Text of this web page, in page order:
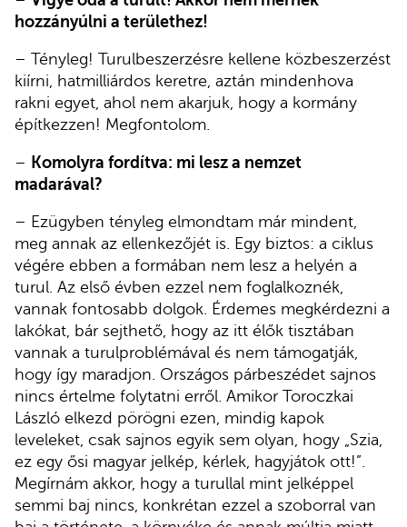
hozzányúlni a területhez!
– Tényleg! Turulbeszerzésre kellene közbeszerzést
kiírni, hatmilliárdos keretre, aztán mindenhova
rakni egyet, ahol nem akarjuk, hogy a kormány
építkezzen! Megfontolom.
– Komolyra fordítva: mi lesz a nemzet
madarával?
– Ezügyben tényleg elmondtam már mindent,
meg annak az ellenkezőjét is. Egy biztos: a ciklus
végére ebben a formában nem lesz a helyén a
turul. Az első évben ezzel nem foglalkoznék,
vannak fontosabb dolgok. Érdemes megkérdezni a
lakókat, bár sejthető, hogy az itt élők tisztában
vannak a turulproblémával és nem támogatják,
hogy így maradjon. Országos párbeszédet sajnos
nincs értelme folytatni erről. Amikor Toroczkai
László elkezd pörögni ezen, mindig kapok
leveleket, csak sajnos egyik sem olyan, hogy „Szia,
ez egy ősi magyar jelkép, kérlek, hagyjátok ott!”.
Megírnám akkor, hogy a turullal mint jelképpel
semmi baj nincs, konkrétan ezzel a szoborral van